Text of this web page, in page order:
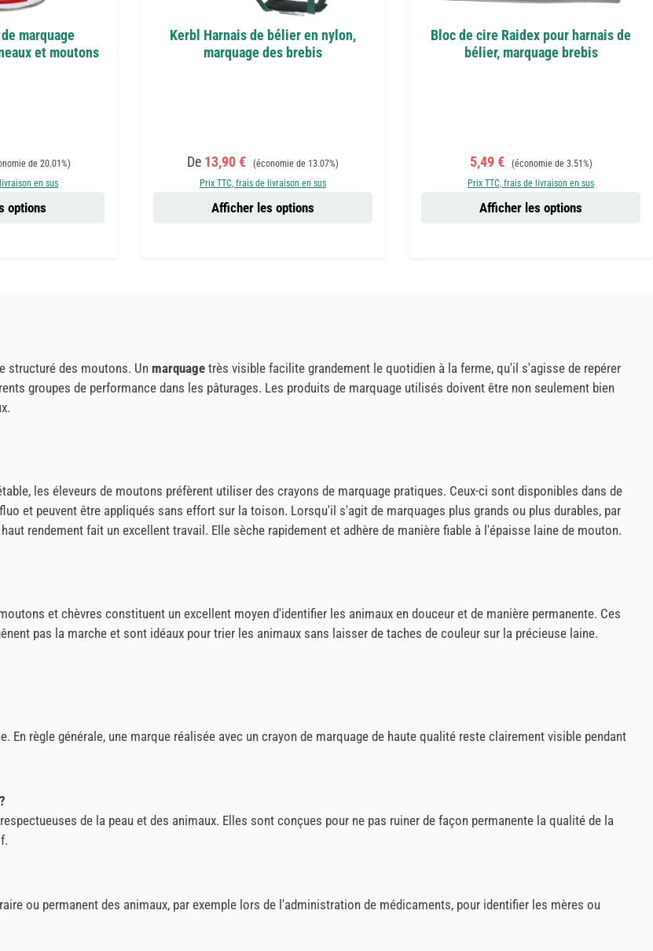
marquage
et moutons
régulier :de 20.01%)
en sus
options
Kerbl Harnais de bélier en nylon,
marquage des brebis
Prix de vente :
De 13,90 € Prix régulier :
(économie de 13.07%)
Prix TTC, frais de livraison en sus
Afficher les options
Bloc de cire Raidex pour harnais de
bélier, marquage brebis
Prix de vente :
5,49 € Prix régulier :
(économie de 3.51%)
Prix TTC, frais de livraison en sus
Afficher les options
structuré des moutons. Unmarquage très visible facilite grandement le quotidien à la ferme, qu'il s'agisse de repérer
groupes de performance dans les pâturages. Les produits de marquage utilisés doivent être non seulement bien
les éleveurs de moutons préfèrent utiliser des crayons de marquage pratiques. Ceux-ci sont disponibles dans de
et peuvent être appliqués sans effort sur la toison. Lorsqu'il s'agit de marquages plus grands ou plus durables, par
rendement fait un excellent travail. Elle sèche rapidement et adhère de manière fiable à l'épaisse laine de mouton.
et chèvres constituent un excellent moyen d'identifier les animaux en douceur et de manière permanente. Ces
pas la marche et sont idéaux pour trier les animaux sans laisser de taches de couleur sur la précieuse laine.
règle générale, une marque réalisée avec un crayon de marquage de haute qualité reste clairement visible pendant
de la peau et des animaux. Elles sont conçues pour ne pas ruiner de façon permanente la qualité de la
ou permanent des animaux, par exemple lors de l'administration de médicaments, pour identifier les mères ou